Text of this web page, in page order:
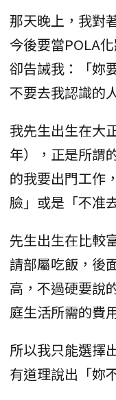
那天晚上，我對
今後要當POLA
卻告誡我：「妳
不要去我認識的
我先生出生在大
年），正是所謂
的我要出門工作
臉」或是「不准
先生出生在比較
請部屬吃飯，後
高，不過硬要說
庭生活所需的費
所以我只能選擇
有道理說出「妳